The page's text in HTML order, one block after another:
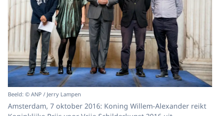
Beeld: © ANP / Jerry Lampen
Amsterdam, 7 oktober 2016: Koning Willem-Alexander reikt